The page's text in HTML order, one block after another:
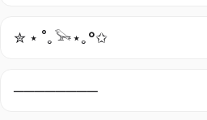
✮ ⋆ ˚｡𓅨⋆｡°✩
────────